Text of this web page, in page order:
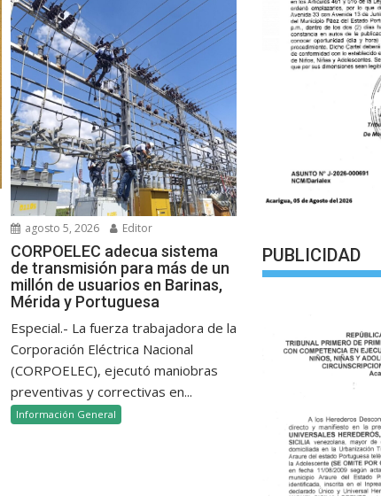
agosto 5, 2026 Editor
CORPOELEC adecua sistema
de transmisión para más de un
millón de usuarios en Barinas,
Mérida y Portuguesa
Especial.- La fuerza trabajadora de la
Corporación Eléctrica Nacional
(CORPOELEC), ejecutó maniobras
preventivas y correctivas en...
Información General
PUBLICIDAD